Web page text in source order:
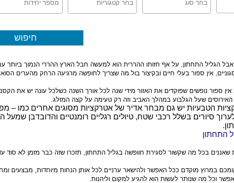
אין ספור בעלי חיים ובקיצור בול מה שצריך לחופשה מרגיעה הרחק מהערים
אין ספור נופשים שפוקדים את האזור מידי שנה לכל אורך השנה כשלכל עונה יש את
האירוסים שעל הגלבוע במהלך האביב וזה רק טעימה על קצה המזלג.
הטבעיות יש גם מבחר אדיר של אטרקציות מסוגים אחרים כמו –
סיורים בשלל רכבי שטח, טיולים רגליים רומנטיים והדובדבן
התחתון
שאננים בכל מה שקשור לסגירת חוופשה בגליל התחתון, תזכרו שזה כבר מזמן לא
במרוץ מוקדם ככל האפשר ולהישאר ערניים לכל אותן הנחות מיוחדות, מבצעים
וכל מה שנותר לעשות הוא להגיע למקום וליהנות.